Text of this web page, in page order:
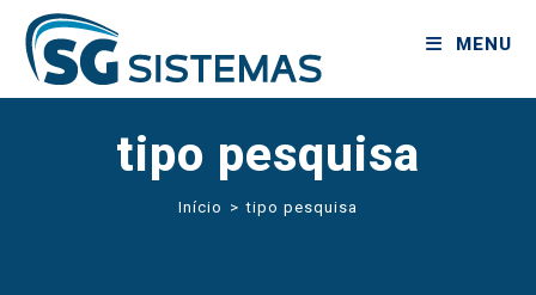
MENU
tipo pesquisa
Início > tipo pesquisa